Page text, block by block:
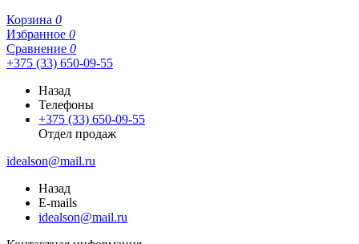
Корзина 0
Избранное 0
Сравнение 0
+375 (33) 650-09-55
Назад
Телефоны
+375 (33) 650-09-55
Отдел продаж
idealson@mail.ru
Назад
E-mails
idealson@mail.ru